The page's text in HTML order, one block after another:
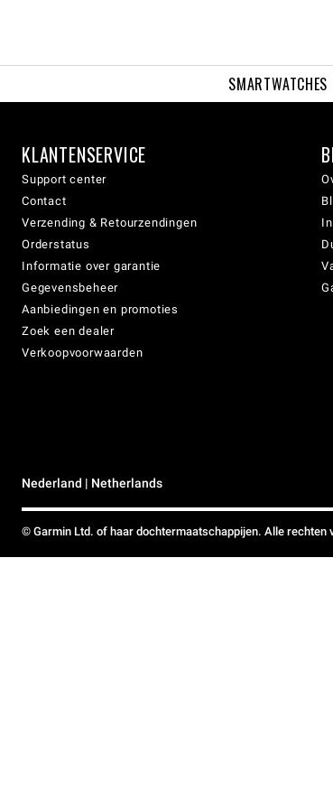
SMARTWATCHES
KLANTENSERVICE
Support center
Contact
Verzending & Retourzendingen
Orderstatus
Informatie over garantie
Gegevensbeheer
Aanbiedingen en promoties
Zoek een dealer
Verkoopvoorwaarden
Nederland | Netherlands
© Garmin Ltd. of haar dochtermaatschappijen. Alle rechten